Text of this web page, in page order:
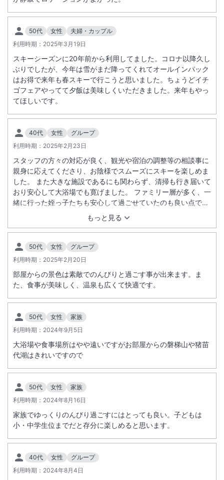
50代 女性
夫婦・カップル
利用時期： 2025年3月19日
スキーシーズンに20年前から利用してました。コロナ以降久し
ぶりでしたが、今年は雪がまだ降ってくれてオールインパック
はお得で来年も春スキーで行こうと思いました。ちょうどイチ
ゴフェアやってて夕飯は美味しくいただきました。来年もやっ
てほしいです。
40代 女性
グループ
利用時期： 2025年2月23日
もっと見る
スタッフの方々の対応が良く、観光や宿泊の調整等の相談事に
親身に応えてくださり、お陰様でスムーズにスキーを楽しめま
した。 また大きな施設であるにも関わらず、清掃も行き届いて
おり安心して大浴場でも寛げました。 ファミリー層が多く、一
緒に行った姪っ子たちも安心して過ごせていたのも良い点で
す。インバウンドが少なく…子どもが多くてもいい意味でのに
50代 女性
グループ
利用時期： 2025年2月20日
部屋からの景色は素敵でのんびりと過ごす事が出来ます。ま
た、食事が美味しく、温泉も広くて快適です。
50代 女性
家族
利用時期： 2024年9月5日
大浴場や食事場所はやや遠いですがお部屋からの磐梯山や猪苗
代湖はきれいですので
50代 女性
家族
利用時期： 2024年8月16日
家族でゆっくりのんびり過ごすにはとっても良い。子どもは
小・中学生位までだと存分に楽しめると思います。
40代 女性
グループ
利用時期： 2024年8月4日